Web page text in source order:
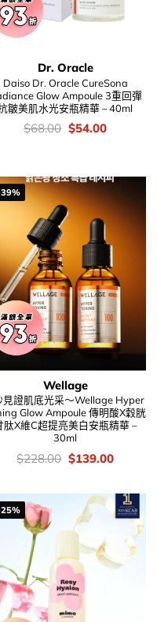
Dr. Oracle
Daiso Dr. Oracle CureSona
Glow Ampoule 3重回彈
皺美肌水光安瓶精華 – 40ml
價
錢：
$68.00 Original
price
$54.00Current
Wellage
見證肌底光采～Wellage Hyper
Glow Ampoule 傳明酸X穀胱
肽X維C超提亮美白安瓶精華 –
30ml
價
錢：
$228.00 Original
price
$228.00.
$139.00Current